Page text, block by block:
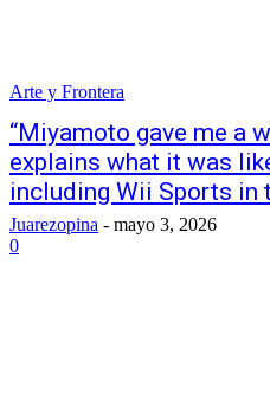
Arte y Frontera
“Miyamoto gave me a
explains what it was
including Wii Sports in
Juarezopina - mayo 3, 2026
0